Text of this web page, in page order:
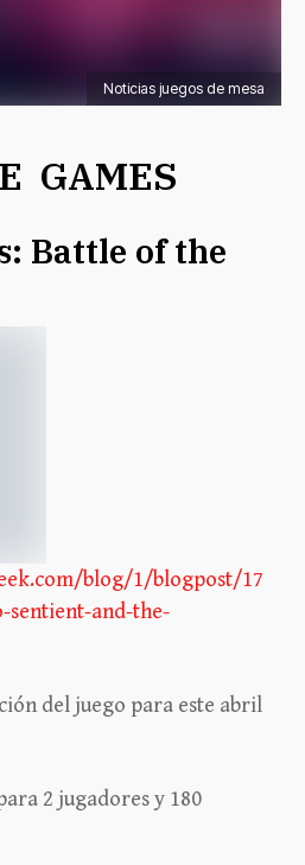
Noticias juegos de mesa
GAMES
Battle of the
blog/1/blogpost/17
sentient-and-the-
del juego para este abril
2 jugadores y 180